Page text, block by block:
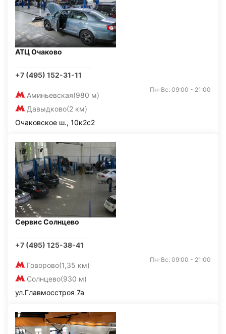
АТЦ Очаково
+7 (495) 152-31-11
Аминьевская(980 м)
Давыдково(2 км)
Пн-Вс: 09:00 - 21:00
Очаковское ш., 10к2с2
Сервис Солнцево
+7 (495) 125-38-41
Говорово(1,35 км)
Солнцево(930 м)
Пн-Вс: 09:00 - 21:00
ул.Главмосстроя 7а